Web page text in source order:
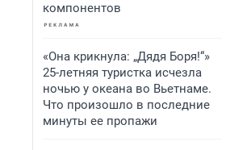
компонентов
«Она крикнула: „Дядя Боря!“»
25-летняя туристка исчезла
ночью у океана во Вьетнаме.
Что произошло в последние
минуты ее пропажи